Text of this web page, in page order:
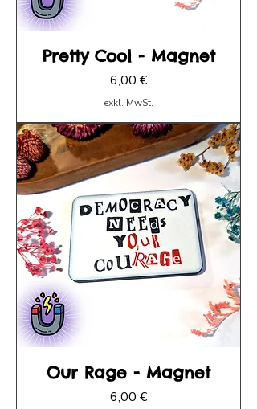
Pretty Cool - Magnet
Preis
6,00 €
exkl. MwSt.
Our Rage - Magnet
Preis
6,00 €